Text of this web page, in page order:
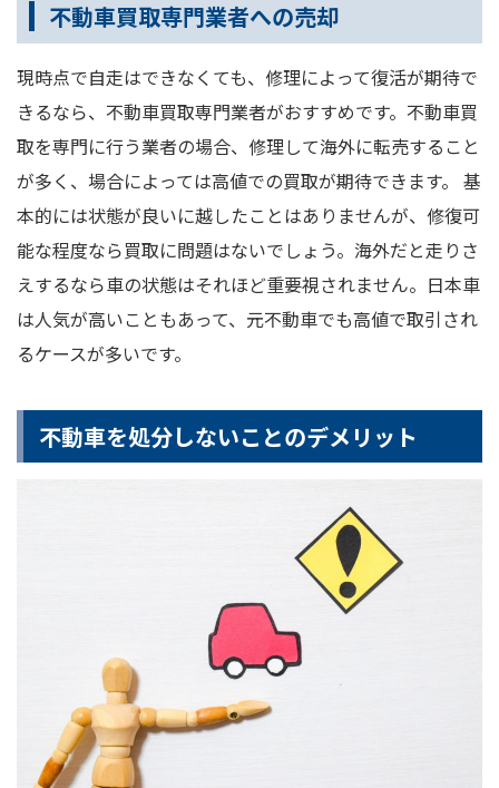
不動車買取専門業者への売却
現時点で自走はできなくても、修理によって復活が期待で
きるなら、不動車買取専門業者がおすすめです。不動車買
取を専門に行う業者の場合、修理して海外に転売すること
が多く、場合によっては高値での買取が期待できます。 基
本的には状態が良いに越したことはありませんが、修復可
能な程度なら買取に問題はないでしょう。海外だと走りさ
えするなら車の状態はそれほど重要視されません。日本車
は人気が高いこともあって、元不動車でも高値で取引され
るケースが多いです。
不動車を処分しないことのデメリット